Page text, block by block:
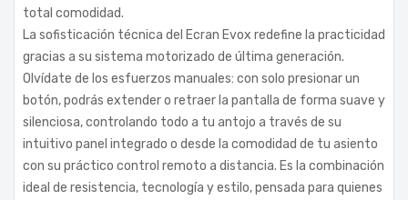
total comodidad.
La sofisticación técnica del Ecran Evox redefine la practicidad
gracias a su sistema motorizado de última generación.
Olvídate de los esfuerzos manuales: con solo presionar un
botón, podrás extender o retraer la pantalla de forma suave y
silenciosa, controlando todo a tu antojo a través de su
intuitivo panel integrado o desde la comodidad de tu asiento
con su práctico control remoto a distancia. Es la combinación
ideal de resistencia, tecnología y estilo, pensada para quienes